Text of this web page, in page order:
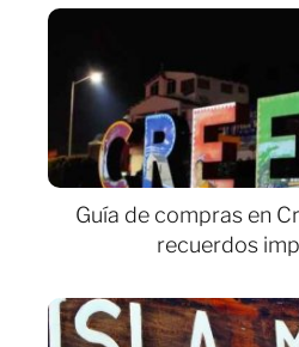
Guía de compras en
recuerdos